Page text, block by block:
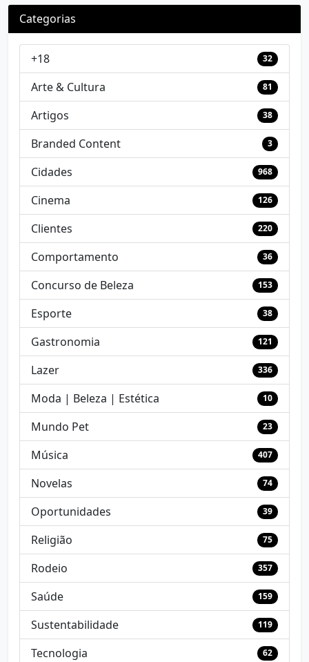
Categorias
+18 32
Arte & Cultura 81
Artigos 38
Branded Content 3
Cidades 968
Cinema 126
Clientes 220
Comportamento 36
Concurso de Beleza 153
Esporte 38
Gastronomia 121
Lazer 336
Moda | Beleza | Estética 10
Mundo Pet 23
Música 407
Novelas 74
Oportunidades 39
Religião 75
Rodeio 357
Saúde 159
Sustentabilidade 119
Tecnologia 62